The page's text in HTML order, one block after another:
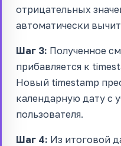
отрицательных
автоматически
Шаг 3: Полученное
прибавляется к
Новый timestamp
календарную дату с
пользователя.
Шаг 4: Из итоговой